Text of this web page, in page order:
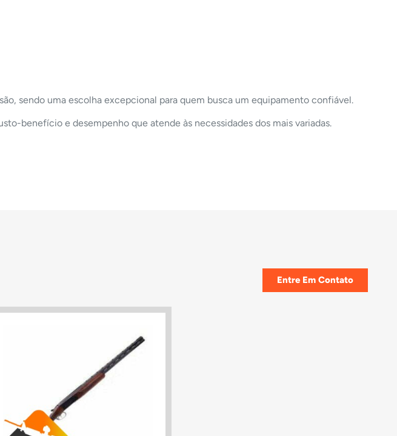
sendo uma escolha excepcional para quem busca um equipamento confiável.
benefício e desempenho que atende às necessidades dos mais variadas.
Entre Em Contato